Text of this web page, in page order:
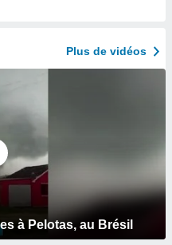
Plus de vidéos
à Pelotas, au Brésil